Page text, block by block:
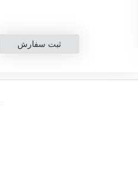
ثبت سفارش